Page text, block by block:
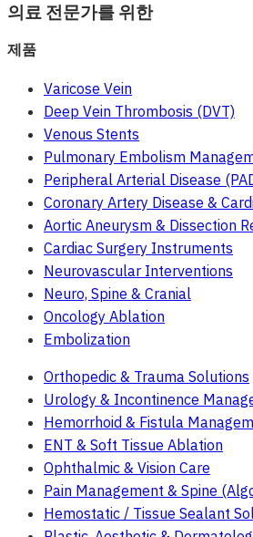
의료 전문가를 위한
제품
Varicose Vein
Deep Vein Thrombosis (DVT)
Venous Stents
Pulmonary Embolism
Peripheral Arterial Disease
Coronary Artery Disease &
Aortic Aneurysm & Dissection
Cardiac Surgery Instruments
Neurovascular Interventions
Neuro, Spine & Cranial
Oncology Ablation
Embolization
Orthopedic & Trauma Solutions
Urology & Incontinence
Hemorrhoid & Fistula
ENT & Soft Tissue Ablation
Ophthalmic & Vision Care
Pain Management & Spine
Hemostatic / Tissue Sealant